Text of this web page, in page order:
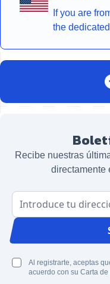
If you are
the
Recibe nuestras
directamente
Dirección de correo
Al registrarte, aceptas
acuerdo con su Carta